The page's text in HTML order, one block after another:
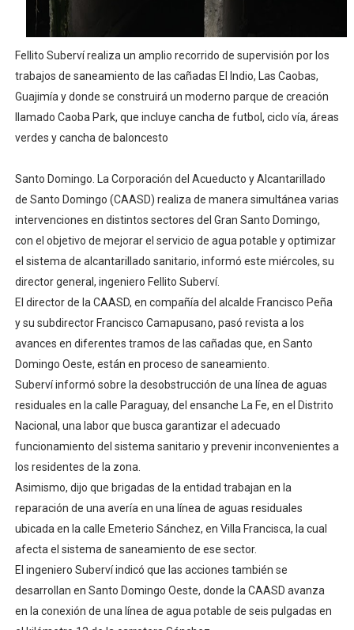
Digecac realizará Primer Festival de Plantas 2026
Josefa Castillo: Liderazgo y Transformación Social al
Lee Ballester a los que se forman como agentes
Operativo Interinstitucional “Compromiso Ambiental
Fellito Suberví realiza un amplio recorrido de supervisión por los
trabajos de saneamiento de las cañadas El Indio, Las Caobas,
Guajimía y donde se construirá un moderno parque de creación
llamado Caoba Park, que incluye cancha de futbol, ciclo vía, áreas
verdes y cancha de baloncesto
Santo Domingo. La Corporación del Acueducto y Alcantarillado
de Santo Domingo (CAASD) realiza de manera simultánea varias
intervenciones en distintos sectores del Gran Santo Domingo,
con el objetivo de mejorar el servicio de agua potable y optimizar
el sistema de alcantarillado sanitario, informó este miércoles, su
director general, ingeniero Fellito Suberví.
El director de la CAASD, en compañía del alcalde Francisco Peña
y su subdirector Francisco Camapusano, pasó revista a los
avances en diferentes tramos de las cañadas que, en Santo
Domingo Oeste, están en proceso de saneamiento.
Suberví informó sobre la desobstrucción de una línea de aguas
residuales en la calle Paraguay, del ensanche La Fe, en el Distrito
Nacional, una labor que busca garantizar el adecuado
funcionamiento del sistema sanitario y prevenir inconvenientes a
los residentes de la zona.
Asimismo, dijo que brigadas de la entidad trabajan en la
reparación de una avería en una línea de aguas residuales
ubicada en la calle Emeterio Sánchez, en Villa Francisca, la cual
afecta el sistema de saneamiento de ese sector.
El ingeniero Suberví indicó que las acciones también se
desarrollan en Santo Domingo Oeste, donde la CAASD avanza
en la conexión de una línea de agua potable de seis pulgadas en